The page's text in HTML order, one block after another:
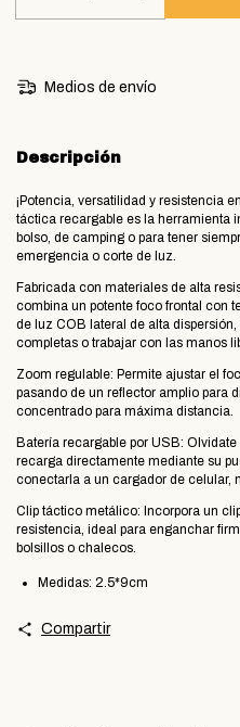
Medios de envío
Descripción
​¡Potencia, versatilidad y resistencia
táctica recargable es la herramienta
bolso, de camping o para tener
emergencia o corte de luz.
​Fabricada con materiales de alta
combina un potente foco frontal con
de luz COB lateral de alta
completas o trabajar con las manos
Zoom regulable: Permite ajustar el
pasando de un reflector amplio para
concentrado para máxima distancia.
​Batería recargable por USB:
recarga directamente mediante su
conectarla a un cargador de celular,
Clip táctico metálico: Incorpora un
resistencia, ideal para enganchar
bolsillos o chalecos.
Medidas: 2.5*9cm
Compartir